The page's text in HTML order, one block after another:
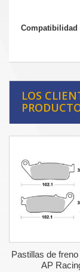
Compatibilidad
LOS
Pastillas de
AP